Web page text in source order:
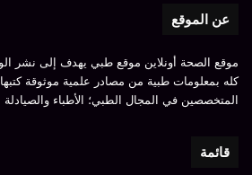
عن الموقع
موقع الصحة أونلاين موقع طبي يهدف إلى نشر
كله بمعلومات طبية من مصادر علمية موثوقة
المتخصصين في المجال الطبي؛ الأطباء والصيادلة
قائمة